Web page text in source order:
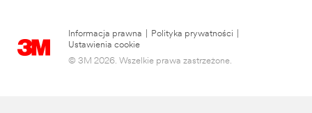
Informacja prawna Polityka prywatności
Ustawienia cookie
© 3M 2026. Wszelkie prawa zastrzeżone.